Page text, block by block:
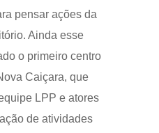
pensar ações da
Ainda esse
o primeiro centro
Caiçara, que
LPP e atores
de atividades